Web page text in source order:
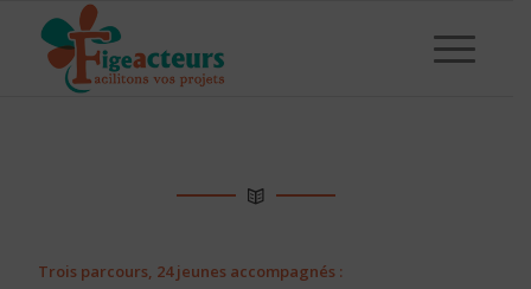
Trois parcours, 24 jeunes accompagnés :